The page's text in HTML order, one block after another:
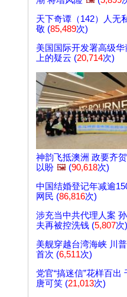
天下奇谭（142）人无
敬 (85,489次)
美国国际开发署高级华
上的疑云 (20,714次)
神韵飞抵澳洲 政要齐
以盼 🖼️ (90,618次)
中国结婚登记年减逾
网民 (86,816次)
涉充当中共代理人案
夫再被控洗钱 (5,807次)
美舰穿越台湾海峡 川
首次 (6,511次)
党官“搞迷信”花样百出
唐可笑 (21,013次)